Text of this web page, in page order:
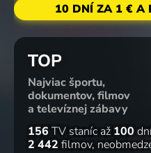
10 DNÍ ZA 1 € A
TOP
Najviac športu,
dokumentov, filmov
a televíznej zábavy
156 TV staníc až 100
2 442 filmov